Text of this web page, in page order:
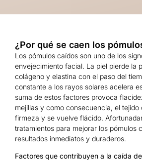
¿Por qué se caen los
Los pómulos caídos son uno de los
envejecimiento facial. La piel pierde la
colágeno y elastina con el paso del
constante a los rayos solares acelera
suma de estos factores provoca
mejillas y como consecuencia, el
firmeza y se vuelve flácido.
tratamientos para mejorar los pómulos
resultados inmediatos y duraderos.
Factores que contribuyen a la caída